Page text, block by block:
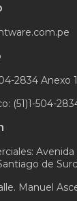
2834 Anexo 1
(51)1-504-
de
Manuel